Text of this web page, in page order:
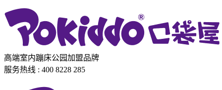
高端室内蹦床公园加盟品牌
服务热线 : 400 8228 285